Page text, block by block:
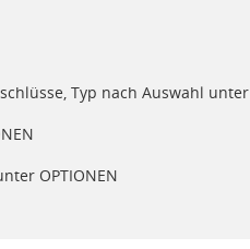
Typ nach Auswahl unter
OPTIONEN